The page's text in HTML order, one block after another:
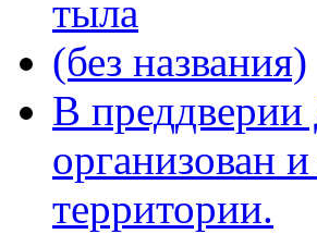
тыла
(без названия)
В
организован
территории.